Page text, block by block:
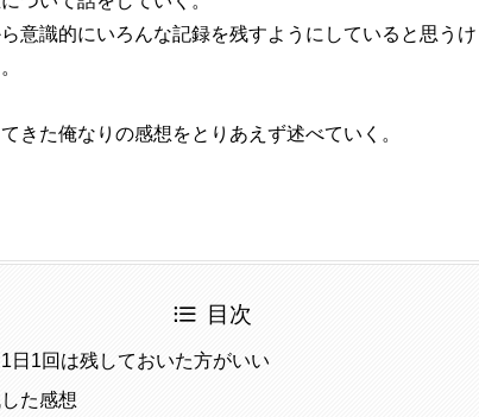
意識的にいろんな記録を残すようにしていると思う
きた俺なりの感想をとりあえず述べていく。
目次
日1回は残しておいた方がいい
た感想